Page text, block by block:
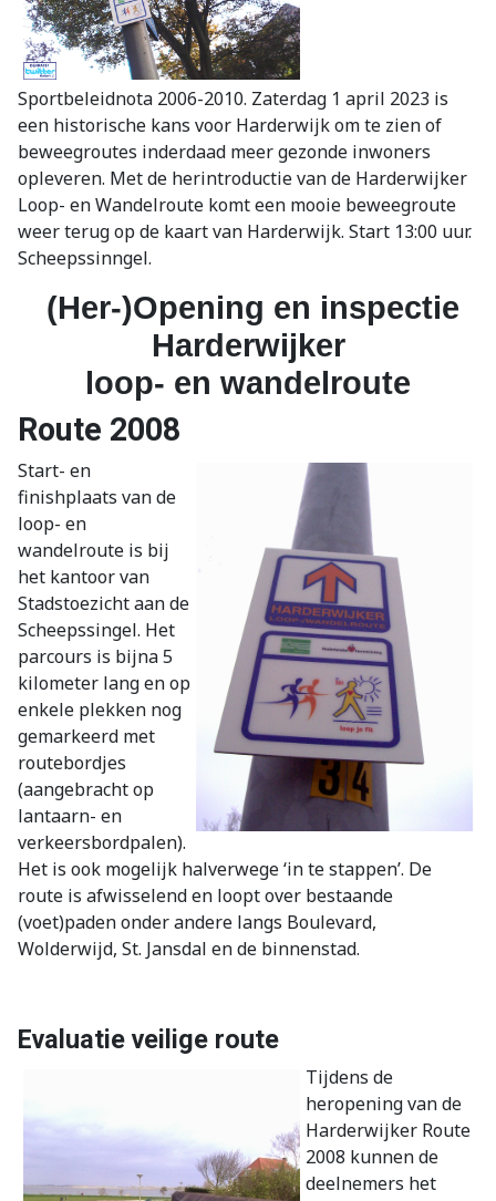
Sportbeleidnota 2006-2010. Zaterdag 1 april 2023 is
een historische kans voor Harderwijk om te zien of
beweegroutes inderdaad meer gezonde inwoners
opleveren. Met de herintroductie van de Harderwijker
Loop- en Wandelroute komt een mooie beweegroute
weer terug op de kaart van Harderwijk. Start 13:00 uur.
Scheepssinngel.
(Her-)Opening en inspectie
Harderwijker
loop- en wandelroute
Route 2008
Start- en
finishplaats van de
loop- en
wandelroute is bij
het kantoor van
Stadstoezicht aan de
Scheepssingel. Het
parcours is bijna 5
kilometer lang en op
enkele plekken nog
gemarkeerd met
routebordjes
(aangebracht op
lantaarn- en
verkeersbordpalen).
Het is ook mogelijk halverwege ‘in te stappen’. De
route is afwisselend en loopt over bestaande
(voet)paden onder andere langs Boulevard,
Wolderwijd, St. Jansdal en de binnenstad.
Evaluatie veilige route
Tijdens de
heropening van de
Harderwijker Route
2008 kunnen de
deelnemers het